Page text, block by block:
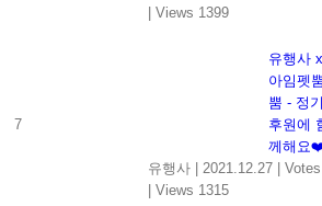
Views 1399
7
유행사 x
아임펫
뿜 - 정기
후원에
께해요
유행사
2021.12.27
Views 1315